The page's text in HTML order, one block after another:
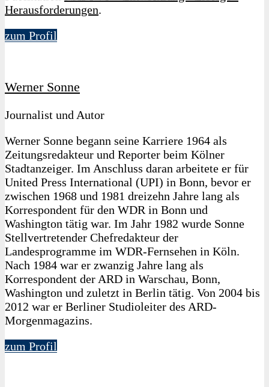
Herausforderungen.
zum Profil
Werner Sonne
Journalist und Autor
Werner Sonne begann seine Karriere 1964 als
Zeitungsredakteur und Reporter beim Kölner
Stadtanzeiger. Im Anschluss daran arbeitete er für
United Press International (UPI) in Bonn, bevor er
zwischen 1968 und 1981 dreizehn Jahre lang als
Korrespondent für den WDR in Bonn und
Washington tätig war. Im Jahr 1982 wurde Sonne
Stellvertretender Chefredakteur der
Landesprogramme im WDR-Fernsehen in Köln.
Nach 1984 war er zwanzig Jahre lang als
Korrespondent der ARD in Warschau, Bonn,
Washington und zuletzt in Berlin tätig. Von 2004 bis
2012 war er Berliner Studioleiter des ARD-
Morgenmagazins.
zum Profil